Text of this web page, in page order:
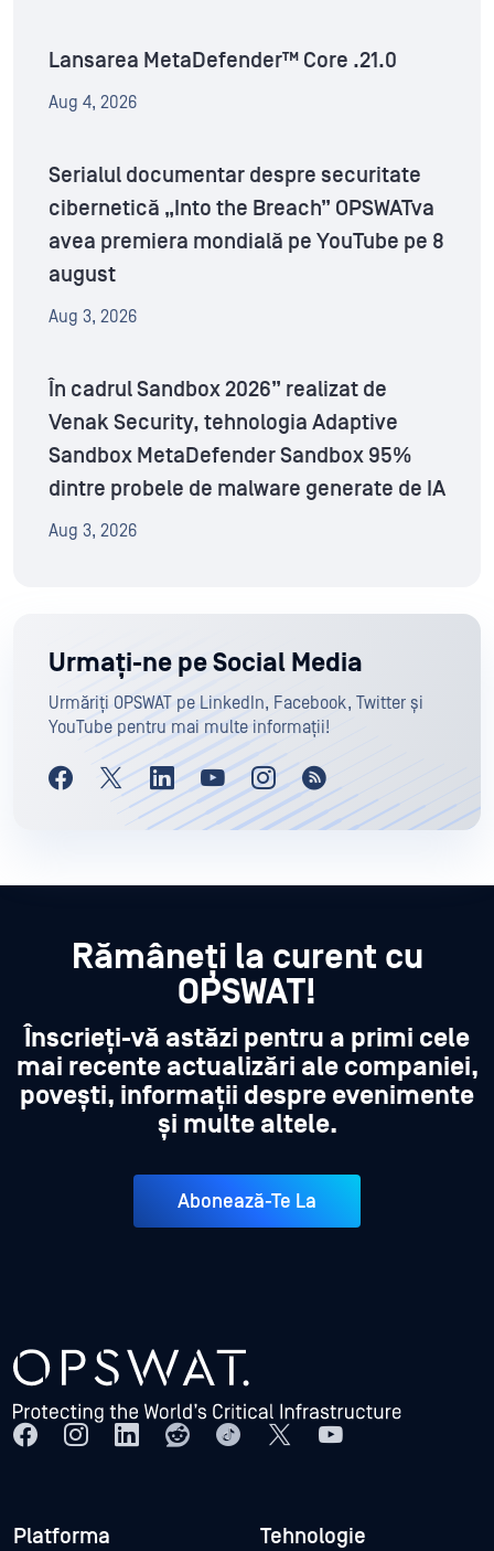
Lansarea MetaDefender™ Core .21.0
Aug 4, 2026
Serialul documentar despre securitate
cibernetică „Into the Breach” OPSWATva
avea premiera mondială pe YouTube pe 8
august
Aug 3, 2026
În cadrul Sandbox 2026” realizat de
Venak Security, tehnologia Adaptive
Sandbox MetaDefender Sandbox 95%
dintre probele de malware generate de IA
Aug 3, 2026
Urmați-ne pe Social Media
Urmăriți OPSWAT pe LinkedIn, Facebook, Twitter și
YouTube pentru mai multe informații!
Rămâneți la curent cu
OPSWAT!
Înscrieți-vă astăzi pentru a primi cele
mai recente actualizări ale companiei,
povești, informații despre evenimente
și multe altele.
Abonează-Te La
Platforma Tehnologie